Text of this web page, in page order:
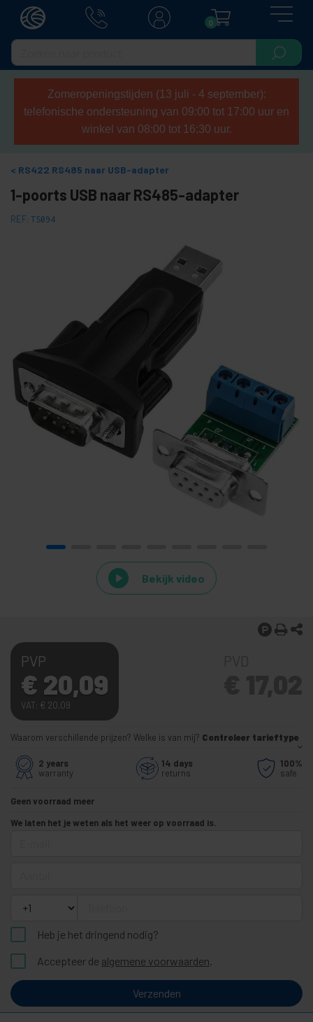
0
Zomeropeningstijden (13 juli - 4 september):
telefonische ondersteuning van 09:00 tot 17:00 uur en
winkel van 08:00 tot 16:30 uur.
RS422 RS485 naar USB-adapter
1-poorts USB naar RS485-adapter
REF: TS094
Bekijk video
PVP
€ 20,09
VAT: € 20,09
Waarom verschillende prijzen? Welke is van mij? Controleer tarieftype
2 years
warranty
14 days
returns
100%
safe
Geen voorraad meer
We laten het je weten als het weer op voorraad is.
Heb je het dringend nodig?
Accepteer de algemene voorwaarden.
Verzenden